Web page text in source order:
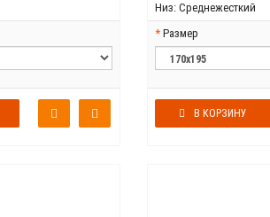
Низ: Среднежесткий
Размер
В КОРЗИНУ